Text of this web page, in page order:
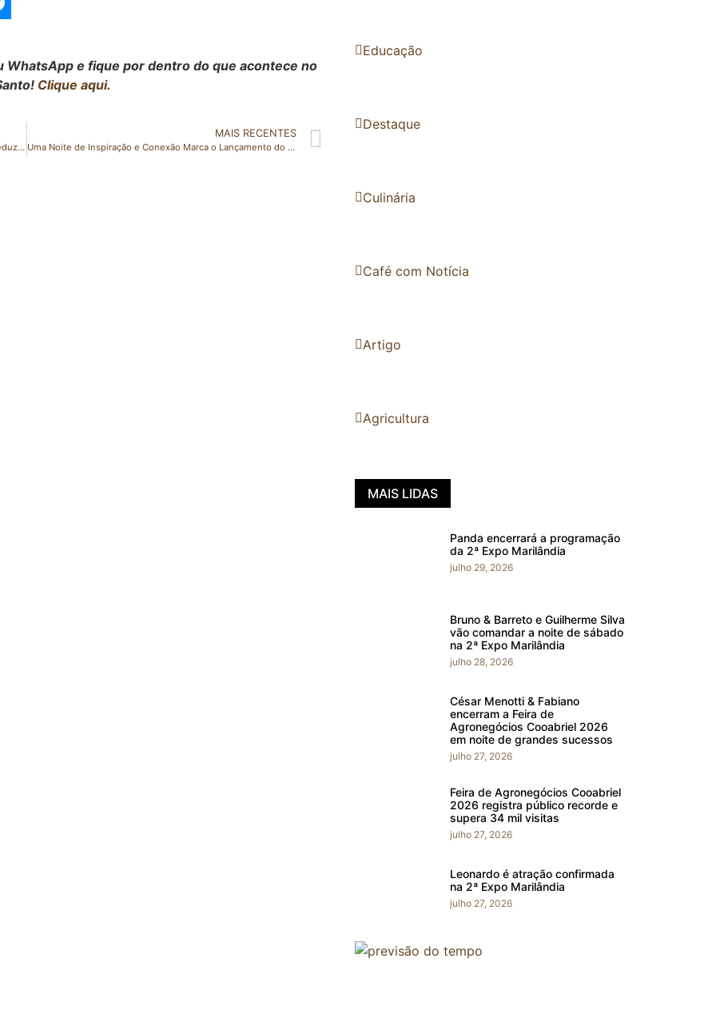
WhatsApp e fique por dentro do que acontece no
Clique aqui.
Governo zera tarifa de importação de 9 alimentos para reduzir preços
MAIS RECENTES
Uma Noite de Inspiração e Conexão Marca o Lançamento do Podcast “Na Sala com Elas” em São Gabriel da Palha
Educação
Destaque
Culinária
Café com Notícia
Artigo
Agricultura
MAIS LIDAS
Panda encerrará a programação
da 2ª Expo Marilândia
julho 29, 2026
Bruno & Barreto e Guilherme Silva
vão comandar a noite de sábado
na 2ª Expo Marilândia
julho 28, 2026
César Menotti & Fabiano
encerram a Feira de
Agronegócios Cooabriel 2026
em noite de grandes sucessos
julho 27, 2026
Feira de Agronegócios Cooabriel
2026 registra público recorde e
supera 34 mil visitas
julho 27, 2026
Leonardo é atração confirmada
na 2ª Expo Marilândia
julho 27, 2026